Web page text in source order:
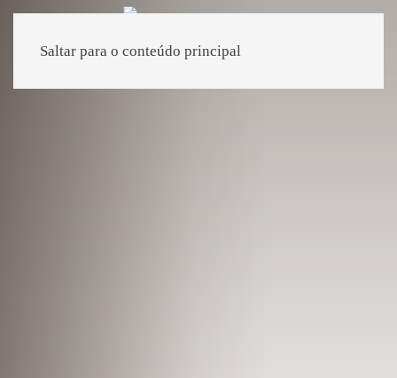
Saltar para o conteúdo principal